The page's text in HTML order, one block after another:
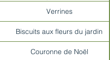
Verrines
Biscuits aux fleurs du jardin
Couronne de Noël